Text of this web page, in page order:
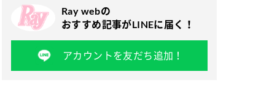
Ray webの
おすすめ記事がLINEに届く！
アカウントを友だち追加！